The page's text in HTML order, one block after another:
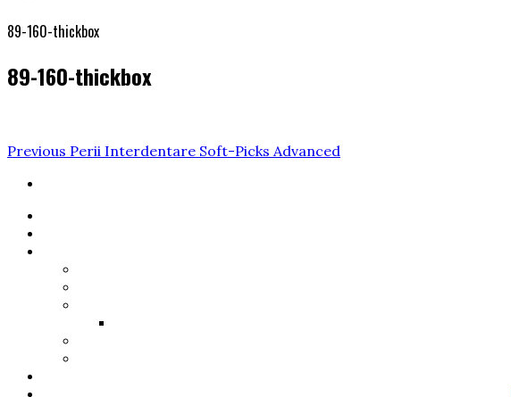
89-160-thickbox
89-160-thickbox
Navigare
articole
Previous
Previous Perii Interdentare Soft-Picks Advanced